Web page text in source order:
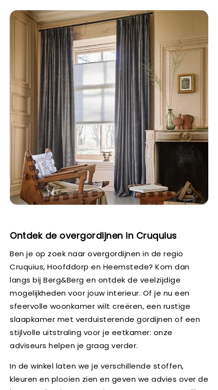
Ontdek de overgordijnen in Cruquius
Ben je op zoek naar overgordijnen in de regio
Cruquius, Hoofddorp en Heemstede? Kom dan
langs bij Berg&Berg en ontdek de veelzijdige
mogelijkheden voor jouw interieur. Of je nu een
sfeervolle woonkamer wilt creëren, een rustige
slaapkamer met verduisterende gordijnen of een
stijlvolle uitstraling voor je eetkamer: onze
adviseurs helpen je graag verder.
In de winkel laten we je verschillende stoffen,
kleuren en plooien zien en geven we advies over de